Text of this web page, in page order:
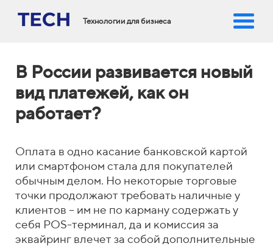
Технологии для бизнеса
В России развивается новый
вид платежей, как он
работает?
Оплата в одно касание банковской картой
или смартфоном стала для покупателей
обычным делом. Но некоторые торговые
точки продолжают требовать наличные у
клиентов – им не по карману содержать у
себя POS-терминал, да и комиссия за
эквайринг влечет за собой дополнительные